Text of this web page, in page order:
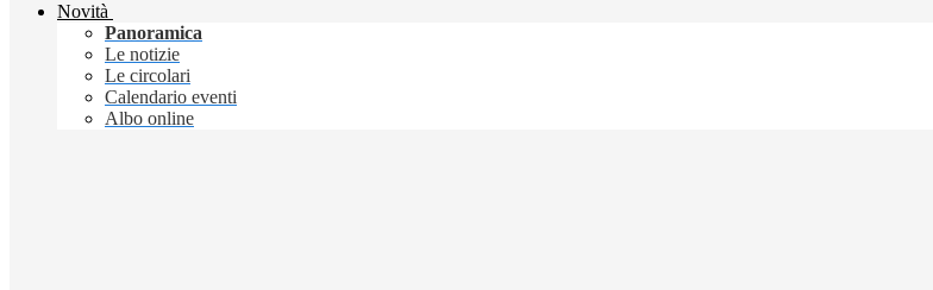
Novità
Panoramica
Le notizie
Le circolari
Calendario eventi
Albo online